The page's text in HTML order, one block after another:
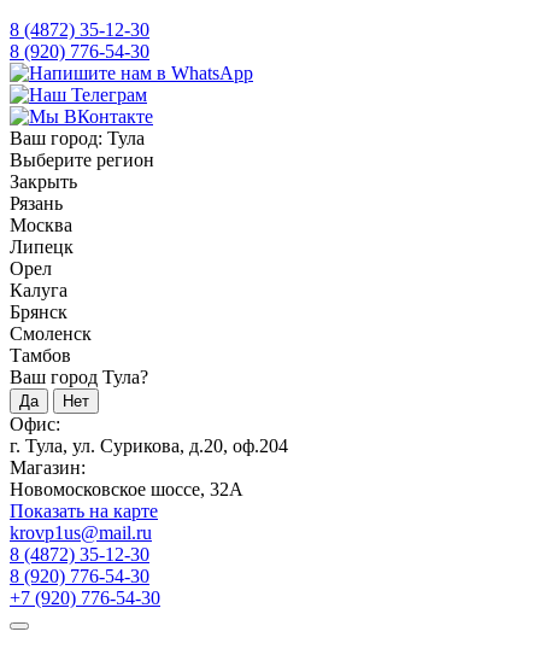
8 (4872) 35-12-30
8 (920) 776-54-30
Ваш город: Тула
Выберите регион
Закрыть
Рязань
Москва
Липецк
Орел
Калуга
Брянск
Смоленск
Тамбов
Ваш город Тула?
Да Нет
Офис:
г. Тула, ул. Сурикова, д.20, оф.204
Магазин:
Новомосковское шоссе, 32А
Показать на карте
krovp1us@mail.ru
8 (4872) 35-12-30
8 (920) 776-54-30
+7 (920) 776-54-30